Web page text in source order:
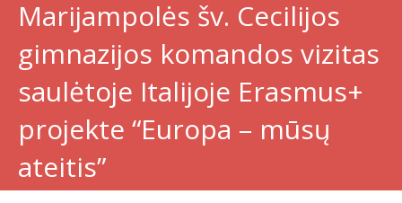
Marijampolės šv. Cecilijos
gimnazijos komandos vizitas
saulėtoje Italijoje Erasmus+
projekte “Europa – mūsų
ateitis”